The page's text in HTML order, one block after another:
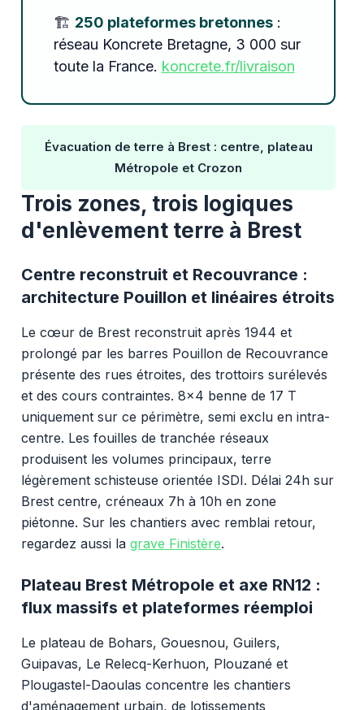
🏗️ 250 plateformes bretonnes:
réseau Koncrete Bretagne, 3 000 sur
toute la France. koncrete.fr/livraison
Évacuation de terre à Brest : centre, plateau
Métropole et Crozon
Trois zones, trois logiques
d'enlèvement terre à Brest
Centre reconstruit et Recouvrance :
architecture Pouillon et linéaires étroits
Le cœur de Brest reconstruit après 1944 et
prolongé par les barres Pouillon de Recouvrance
présente des rues étroites, des trottoirs surélevés
et des cours contraintes. 8x4 benne de 17 T
uniquement sur ce périmètre, semi exclu en intra-
centre. Les fouilles de tranchée réseaux
produisent les volumes principaux, terre
légèrement schisteuse orientée ISDI. Délai 24h sur
Brest centre, créneaux 7h à 10h en zone
piétonne. Sur les chantiers avec remblai retour,
regardez aussi la grave Finistère.
Plateau Brest Métropole et axe RN12 :
flux massifs et plateformes réemploi
Le plateau de Bohars, Gouesnou, Guilers,
Guipavas, Le Relecq-Kerhuon, Plouzané et
Plougastel-Daoulas concentre les chantiers
d'aménagement urbain, de lotissements